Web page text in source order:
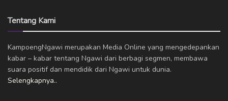
Tentang Kami
KampoengNgawi merupakan Media Online yang mengedepankan
kabar – kabar tentang Ngawi dari berbagi segmen, membawa
suara positif dan mendidik dari Ngawi untuk dunia.
Selengkapnya..